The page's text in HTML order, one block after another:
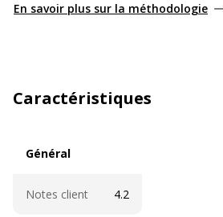
En savoir plus sur la méthodologie
Caractéristiques
Général
Notes client 4.2